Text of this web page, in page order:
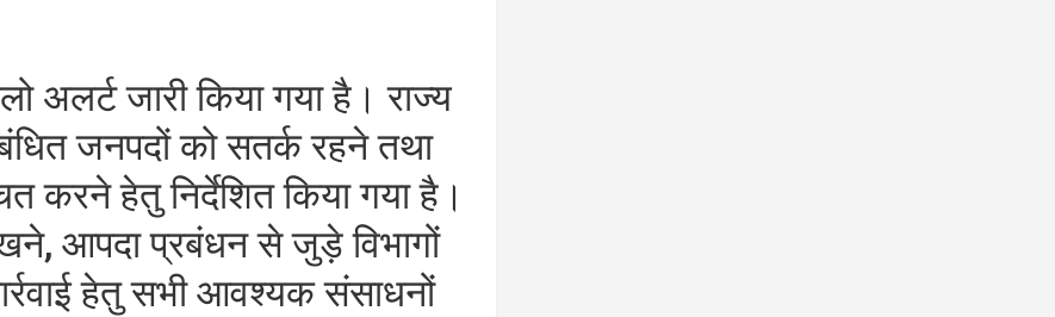
अलर्ट जारी किया गया है। राज्य
जनपदों को सतर्क रहने तथा
करने हेतु निर्देशित किया गया है।
आपदा प्रबंधन से जुड़े विभागों
हेतु सभी आवश्यक संसाधनों